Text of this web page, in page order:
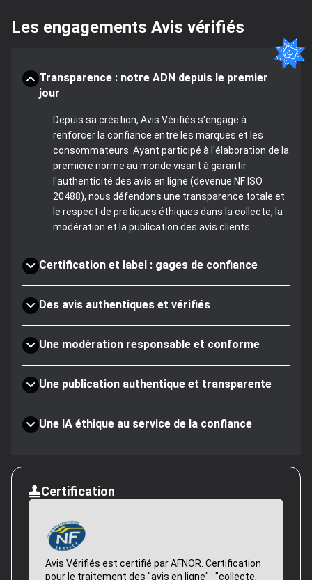
Les engagements Avis vérifiés
Transparence : notre ADN depuis le premier
jour
Depuis sa création, Avis Vérifiés s'engage à
renforcer la confiance entre les marques et les
consommateurs. Ayant participé à l'élaboration de la
première norme au monde visant à garantir
l'authenticité des avis en ligne (devenue NF ISO
20488), nous défendons une transparence totale et
le respect de pratiques éthiques dans la collecte, la
modération et la publication des avis clients.
Certification et label : gages de confiance
Des avis authentiques et vérifiés
Une modération responsable et conforme
Une publication authentique et transparente
Une IA éthique au service de la confiance
Certification
Avis Vérifiés est certifié par AFNOR. Certification
pour le traitement des "avis en ligne" : "collecte,